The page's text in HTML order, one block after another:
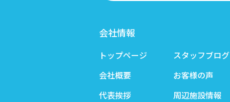
会社情報
トップページ
スタッフブログ
会社概要
お客様の声
代表挨拶
周辺施設情報